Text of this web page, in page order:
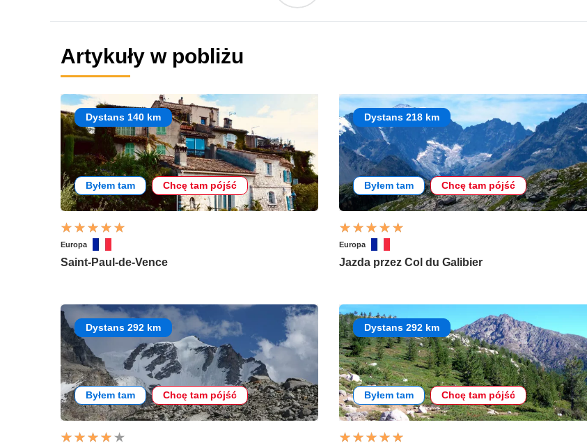
Artykuły w pobliżu
Dystans 140 km
Byłem tam Chcę tam pójść
Europa
Saint-Paul-de-Vence
Dystans 218 km
Byłem tam Chcę tam pójść
Europa
Jazda przez Col du Galibier
Dystans 292 km
Byłem tam Chcę tam pójść
Dystans 292 km
Byłem tam Chcę tam pójść